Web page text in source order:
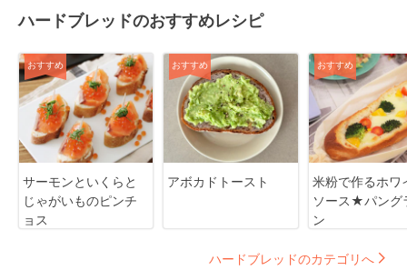
ハードブレッドのおすすめレシピ
おすすめ
サーモンといくらと
じゃがいものピンチ
ョス
おすすめ
アボカドトースト
おすすめ
米粉で作るホワ
ソース★パング
ン
ハードブレッドのカテゴリへ